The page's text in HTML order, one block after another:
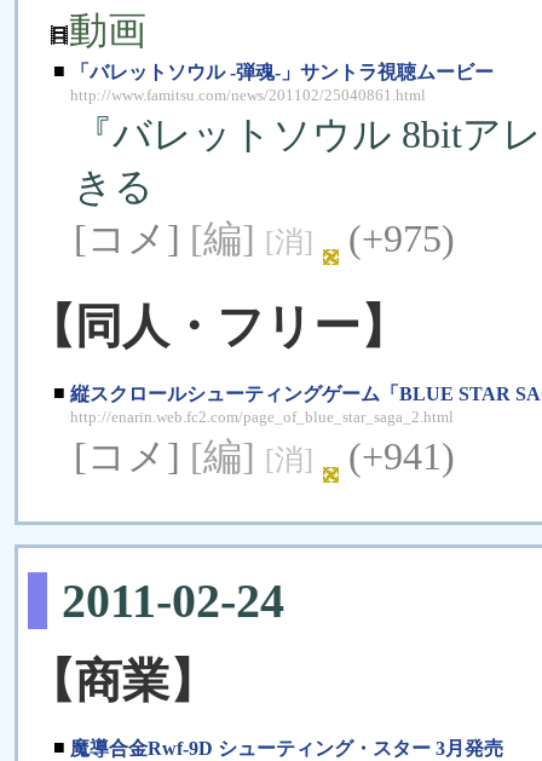
動画
■ 「バレットソウル -弾魂-」サントラ視聴ムービー
http://www.famitsu.com/news/201102/25040861.html
『バレットソウル 8bitア
きる
[コメ] [編] [消] (+975)
【同人・フリー】
■ 縦スクロールシューティングゲーム「BLUE STAR
http://enarin.web.fc2.com/page_of_blue_star_saga_2.html
[コメ] [編] [消] (+941)
2011-02-24
【商業】
■ 魔導合金Rwf-9D シューティング・スター 3月発売